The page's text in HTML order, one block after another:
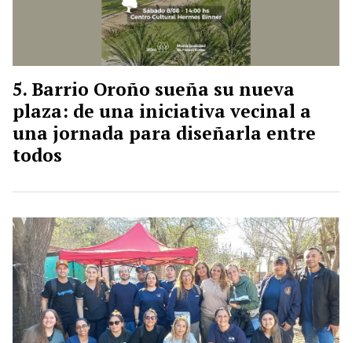
Barrio Oroño sueña su nueva
plaza: de una iniciativa vecinal a
una jornada para diseñarla entre
todos